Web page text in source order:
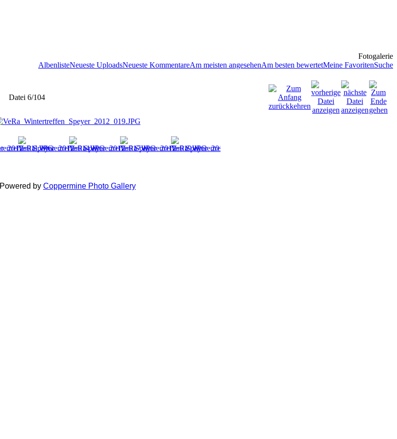
Fotogalerie
AlbenlisteNeueste UploadsNeueste KommentareAm meisten angesehenAm besten bewertetMeine FavoritenSuche
Datei 6/104
Powered by Coppermine Photo Gallery